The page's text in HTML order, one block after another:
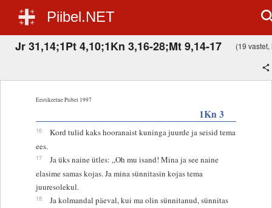
Piibel.NET
Jr 31,14;1Pt 4,10;1Kn 3,16-28;Mt 9,14-17 (19
Eestikeelne Piibel 1997
1Kn 3
16
Kord tulid kaks hooranaist kuninga juurde ja seisid tema
ees.
17
Ja üks naine ütles: „Oh mu isand! Mina ja see naine
elasime samas kojas. Ja mina sünnitasin kojas tema
juuresolekul.
18
Ja kolmandal päeval, kui ma olin sünnitanud, sünnitas